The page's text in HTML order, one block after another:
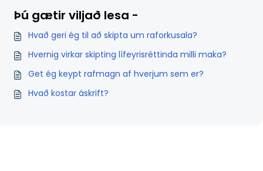
Þú gætir viljað lesa -
Hvað geri ég til að skipta um raforkusala?
Hvernig virkar skipting lífeyrisréttinda milli maka?
Get ég keypt rafmagn af hverjum sem er?
Hvað kostar áskrift?